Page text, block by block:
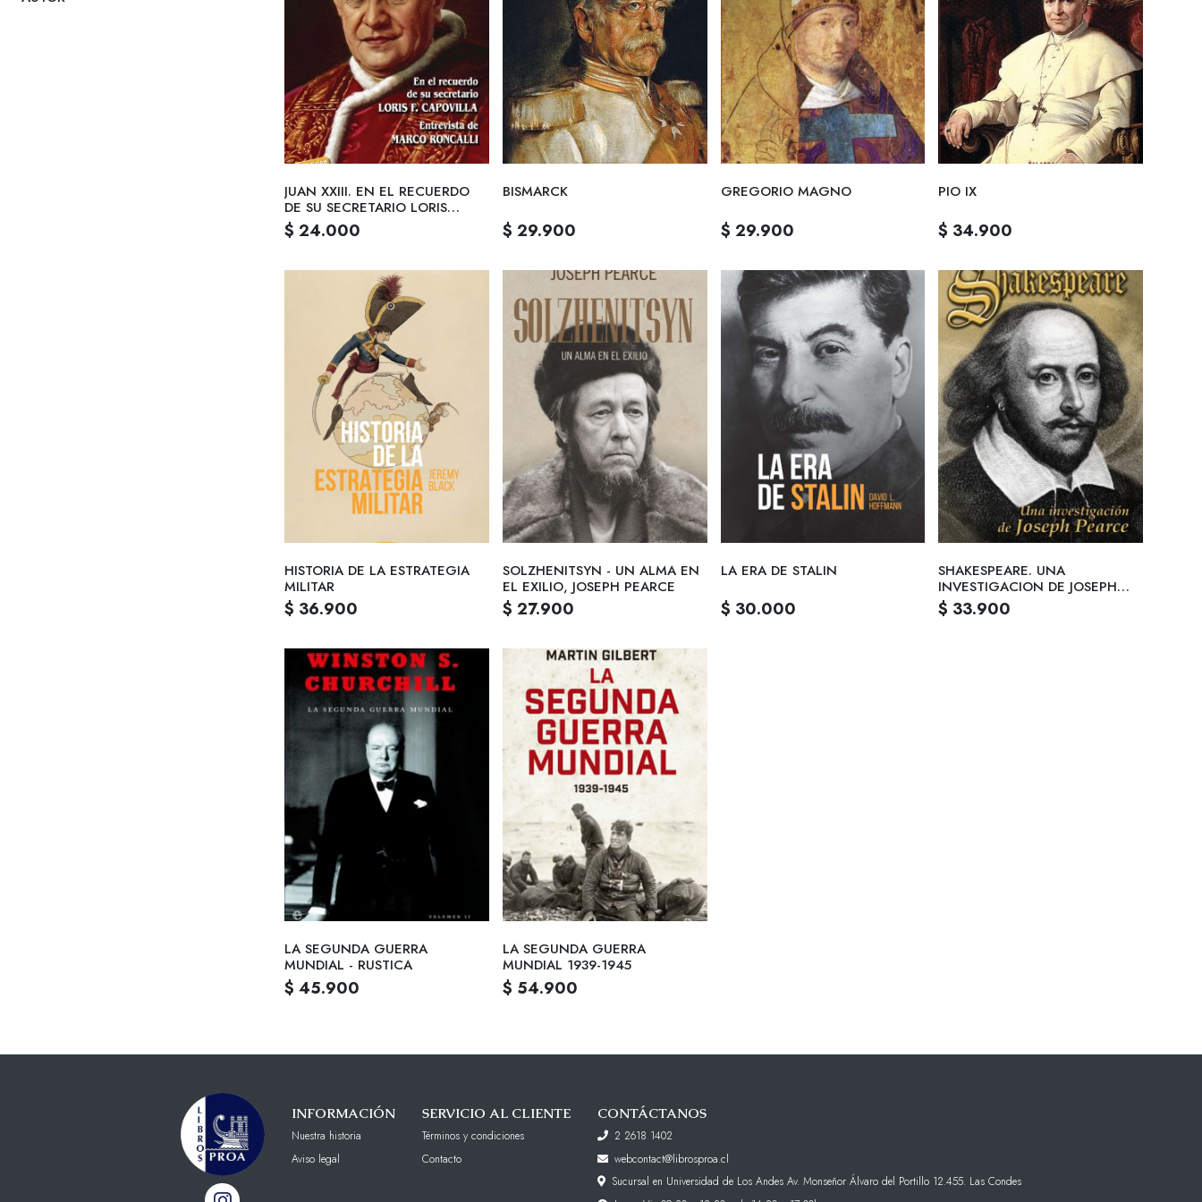
JUAN XXIII. EN EL RECUERDO
DE SU SECRETARIO LORIS
F.CAPOVILLA
$ 24.000
BISMARCK
$ 29.900
GREGORIO MAGNO
$ 29.900
PIO IX
$ 34.900
HISTORIA DE LA ESTRATEGIA
MILITAR
$ 36.900
SOLZHENITSYN - UN ALMA EN
EL EXILIO, JOSEPH PEARCE
$ 27.900
LA ERA DE STALIN
$ 30.000
SHAKESPEARE. UNA
INVESTIGACION DE JOSEPH
PEARCE
$ 33.900
LA SEGUNDA GUERRA
MUNDIAL - RUSTICA
$ 45.900
LA SEGUNDA GUERRA
MUNDIAL 1939-1945
$ 54.900
INFORMACIÓN
Nuestra historia
Aviso legal
SERVICIO AL CLIENTE
Términos y condiciones
Contacto
CONTÁCTANOS
2 2618 1402
webcontact@librosproa.cl
Sucursal en Universidad de Los Andes Av. Monseñor Álvaro del Portillo 12.455. Las Condes